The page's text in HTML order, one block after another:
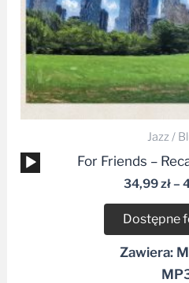
Jazz /
For Friends –
34,99zł–
Dostępne
Zawiera: